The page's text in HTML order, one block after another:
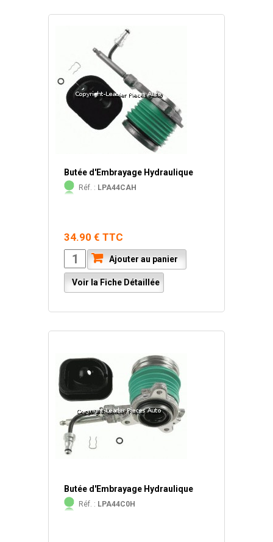
Butée d'Embrayage Hydraulique
Réf. : LPA44CAH
34.90 € TTC
Ajouter au panier
Voir la Fiche Détaillée
Butée d'Embrayage Hydraulique
Réf. : LPA44C0H